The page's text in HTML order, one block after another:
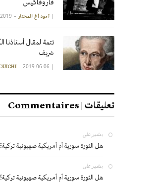
فاروفاكيس
| آمود أغ المختار 2019-10-15
تتمة لمقال أستاذنا
شريف
|
2019-06-06
تعليقات | Commentaires
بشير على
هل الثورة سورية أم أمريكية صهيونية تركية؟
بشير على
هل الثورة سورية أم أمريكية صهيونية تركية؟